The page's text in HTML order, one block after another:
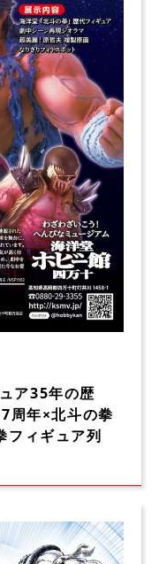
ア35年の歴
周年×北斗の拳
フィギュア列